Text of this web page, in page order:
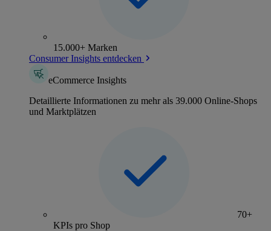
15.000+ Marken
Consumer Insights entdecken
eCommerce Insights
Detaillierte Informationen zu mehr als 39.000 Online-Shops
und Marktplätzen
70+
KPIs pro Shop